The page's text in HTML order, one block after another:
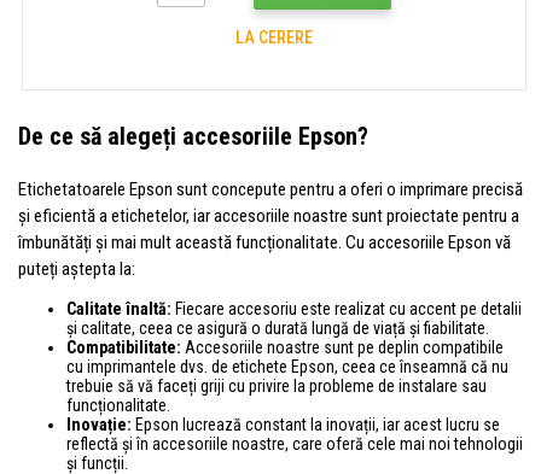
LA CERERE
De ce să alegeți accesoriile Epson?
Etichetatoarele Epson sunt concepute pentru a oferi o imprimare precisă
și eficientă a etichetelor, iar accesoriile noastre sunt proiectate pentru a
îmbunătăți și mai mult această funcționalitate. Cu accesoriile Epson vă
puteți aștepta la:
Calitate înaltă: Fiecare accesoriu este realizat cu accent pe detalii
și calitate, ceea ce asigură o durată lungă de viață și fiabilitate.
Compatibilitate: Accesoriile noastre sunt pe deplin compatibile
cu imprimantele dvs. de etichete Epson, ceea ce înseamnă că nu
trebuie să vă faceți griji cu privire la probleme de instalare sau
funcționalitate.
Inovație: Epson lucrează constant la inovații, iar acest lucru se
reflectă și în accesoriile noastre, care oferă cele mai noi tehnologii
și funcții.